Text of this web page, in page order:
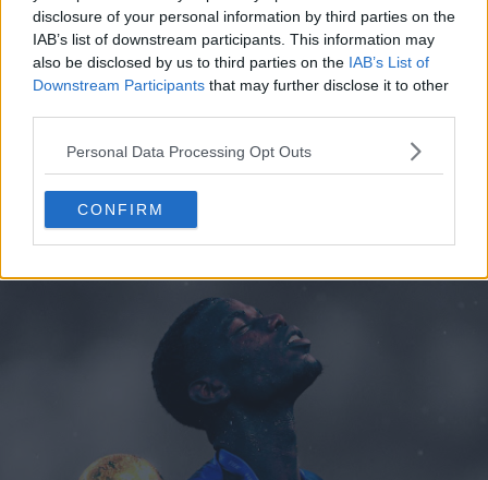
disclosure of your personal information by third parties on the
IAB’s list of downstream participants. This information may
also be disclosed by us to third parties on the IAB’s List of
Downstream Participants that may further disclose it to other
Personal Data Processing Opt Outs
CONFIRM